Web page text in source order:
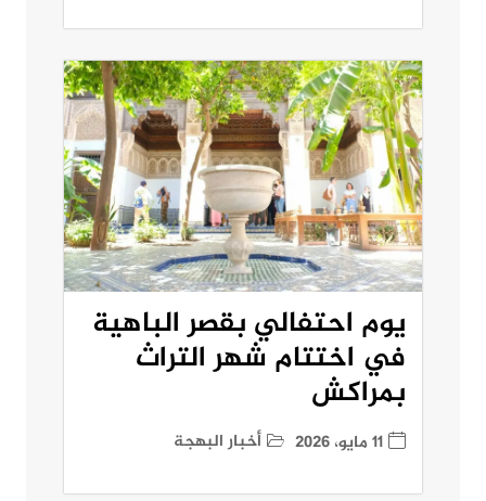
يوم احتفالي بقصر الباهية
في اختتام شهر التراث
بمراكش
11 مايو، 2026 أخبار البهجة